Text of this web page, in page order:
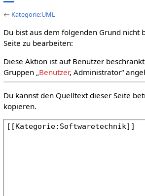
← Kategorie:UML
Du bist aus dem folgenden Grund nicht
Seite zu bearbeiten:
Diese Aktion ist auf Benutzer
Gruppen „Benutzer, Administrator“
Du kannst den Quelltext dieser Seite
kopieren.